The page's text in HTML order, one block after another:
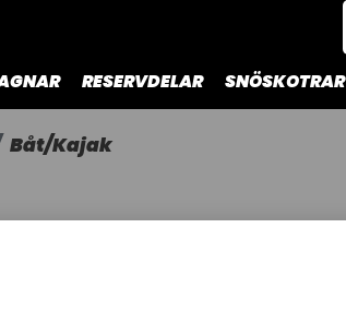
RESERVDELAR SNÖSKOTRAR
Båt/Kajak